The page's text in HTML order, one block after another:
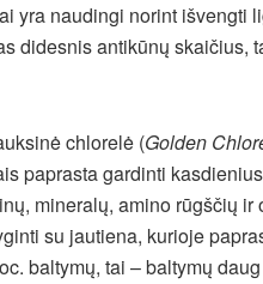
yra naudingi norint išvengti
didesnis antikūnų skaičius,
chlorelė (Golden
paprasta gardinti
mineralų, amino rūgščių
su jautiena, kurioje
baltymų, tai – baltymų